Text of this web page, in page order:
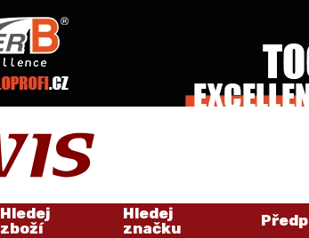
Hledej
zboží
Hledej
značku